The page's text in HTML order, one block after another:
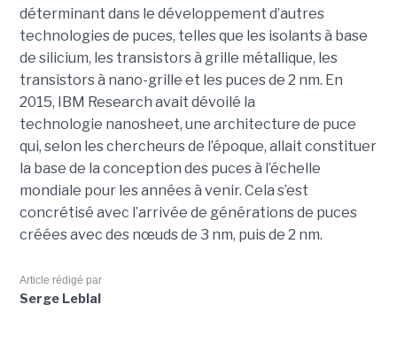
déterminant dans le développement d’autres
technologies de puces, telles que les isolants à base
de silicium, les transistors à grille métallique, les
transistors à nano-grille et les puces de 2 nm. En
2015, IBM Research avait dévoilé la
technologie nanosheet, une architecture de puce
qui, selon les chercheurs de l’époque, allait constituer
la base de la conception des puces à l’échelle
mondiale pour les années à venir. Cela s’est
concrétisé avec l’arrivée de générations de puces
créées avec des nœuds de 3 nm, puis de 2 nm.
Article rédigé par
Serge Leblal